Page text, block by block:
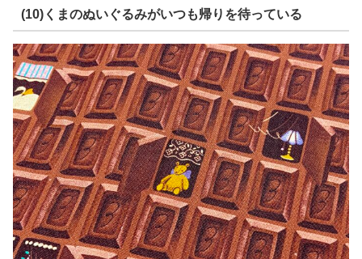
(10)くまのぬいぐるみがいつも帰りを待っている